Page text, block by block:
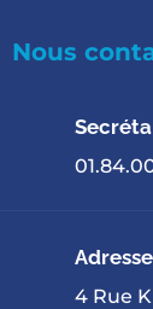
Nous
Adresse
4 Rue